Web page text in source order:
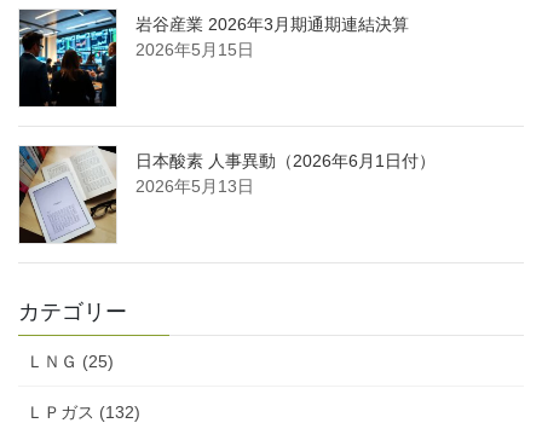
岩谷産業 2026年3月期通期連結決算
2026年5月15日
日本酸素 人事異動（2026年6月1日付）
2026年5月13日
カテゴリー
ＬＮＧ (25)
ＬＰガス (132)